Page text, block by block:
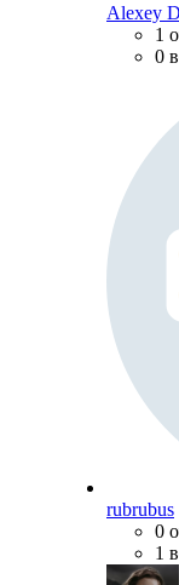
Alexey
1
0
rubrubus
0
1